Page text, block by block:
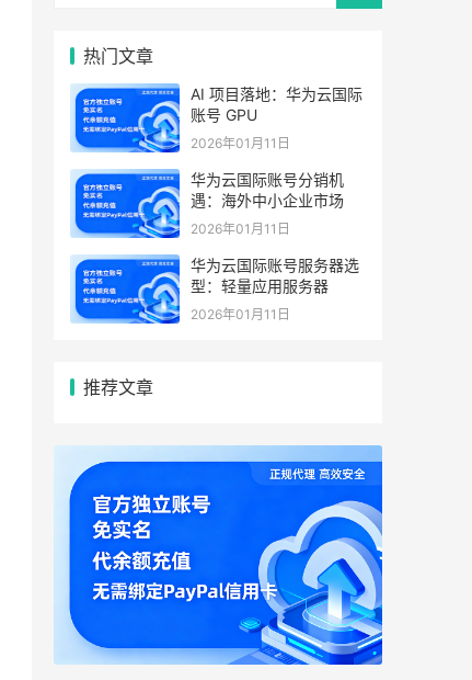
热门文章
AI 项目落地：华为云国际
账号 GPU
2026年01月11日
华为云国际账号分销机
遇：海外中小企业市场
2026年01月11日
华为云国际账号服务器选
型：轻量应用服务器
2026年01月11日
推荐文章